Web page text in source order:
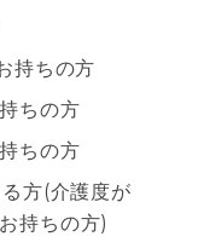
持ちの方
ちの方
ちの方
方(介護度が
持ちの方)